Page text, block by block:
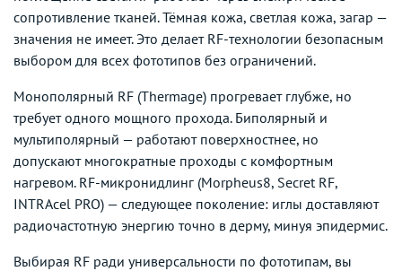
сопротивление тканей. Тёмная кожа, светлая кожа, загар —
значения не имеет. Это делает RF-технологии безопасным
выбором для всех фототипов без ограничений.
Монополярный RF (Thermage) прогревает глубже, но
требует одного мощного прохода. Биполярный и
мультиполярный — работают поверхностнее, но
допускают многократные проходы с комфортным
нагревом. RF-микронидлинг (Morpheus8, Secret RF,
INTRAcel PRO) — следующее поколение: иглы доставляют
радиочастотную энергию точно в дерму, минуя эпидермис.
Выбирая RF ради универсальности по фототипам, вы